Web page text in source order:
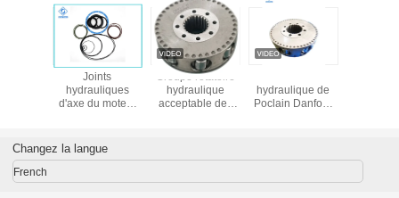
Joints
hydrauliques
d'axe du moteur
besoins du client
par biens pour
rouleau
Groupe rotatoire
hydraulique
acceptable des
d'OEM/ODM
hydraulique de
Poclain Danfoss
pour le redresseur
piston
Changez la langue
French